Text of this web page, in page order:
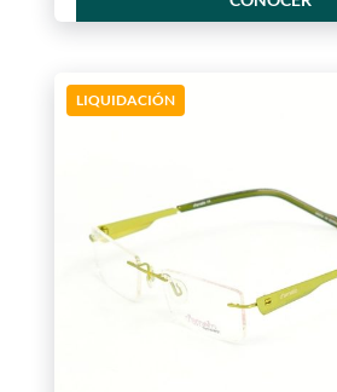
LIQUIDACIÓN